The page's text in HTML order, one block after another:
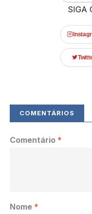
SIGA
Comentário *
Nome *